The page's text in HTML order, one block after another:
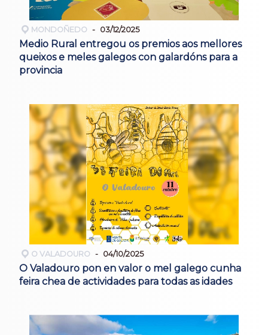
MONDOÑEDO 03/12/2025
Medio Rural entregou os premios aos mellores
queixos e meles galegos con galardóns para a
provincia
O VALADOURO 04/10/2025
O Valadouro pon en valor o mel galego cunha
feira chea de actividades para todas as idades